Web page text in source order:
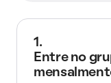
1.
Entre no